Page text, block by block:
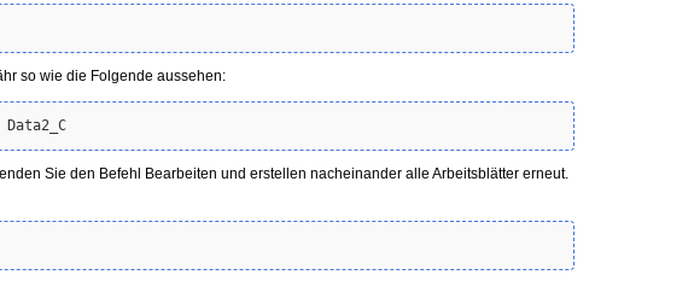
so wie die Folgende aussehen:
Sie den Befehl Bearbeiten und erstellen nacheinander alle Arbeitsblätter erneut.